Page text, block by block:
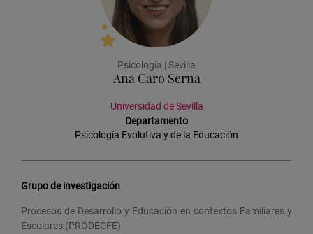
Psicología | Sevilla
Ana Caro Serna
Universidad de Sevilla
Departamento
Psicología Evolutiva y de la Educación
Grupo de investigación
Procesos de Desarrollo y Educación en contextos Familiares y
Escolares (PRODECFE)